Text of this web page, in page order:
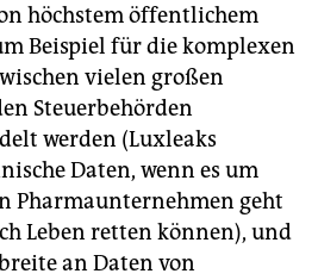
höchstem öffentlichem
Beispiel für die komplexen
vielen großen
Steuerbehörden
werden (Luxleaks
Daten, wenn es um
Pharmaunternehmen geht
Leben retten können), und
an Daten von